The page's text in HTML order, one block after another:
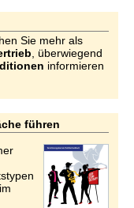
Sie mehr als
, überwiegend
informieren
führen